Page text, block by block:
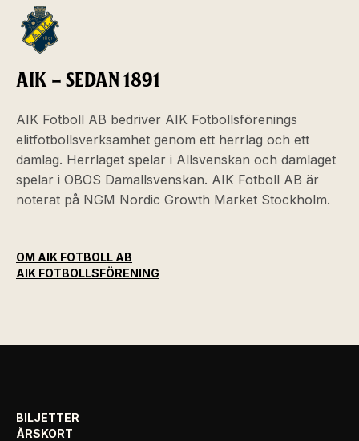
AIK – SEDAN 1891
AIK Fotboll AB bedriver AIK Fotbollsförenings
elitfotbollsverksamhet genom ett herrlag och ett
damlag. Herrlaget spelar i Allsvenskan och damlaget
spelar i OBOS Damallsvenskan. AIK Fotboll AB är
noterat på NGM Nordic Growth Market Stockholm.
OM AIK FOTBOLL AB
AIK FOTBOLLSFÖRENING
BILJETTER
ÅRSKORT